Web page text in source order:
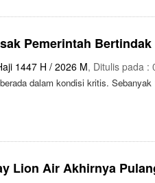
Pemerintah Bertindak
1447 H / 2026 M, Ditulis pada :
dalam kondisi kritis.
Lion Air Akhirnya